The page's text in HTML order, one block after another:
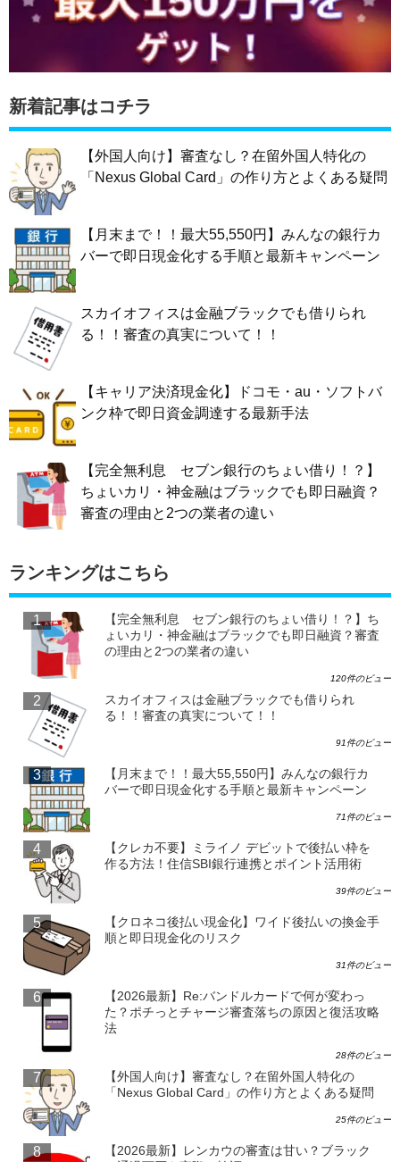
新着記事はコチラ
【外国人向け】審査なし？在留外国人特化の
「Nexus Global Card」の作り方とよくある疑問
【月末まで！！最大55,550円】みんなの銀行カ
バーで即日現金化する手順と最新キャンペーン
スカイオフィスは金融ブラックでも借りられ
る！！審査の真実について！！
【キャリア決済現金化】ドコモ・au・ソフトバ
ンク枠で即日資金調達する最新手法
【完全無利息 セブン銀行のちょい借り！？】
ちょいカリ・神金融はブラックでも即日融資？
審査の理由と2つの業者の違い
ランキングはこちら
【完全無利息 セブン銀行のちょい借り！？】ち
ょいカリ・神金融はブラックでも即日融資？審査
の理由と2つの業者の違い
120件のビュー
スカイオフィスは金融ブラックでも借りられ
る！！審査の真実について！！
91件のビュー
【月末まで！！最大55,550円】みんなの銀行カ
バーで即日現金化する手順と最新キャンペーン
71件のビュー
【クレカ不要】ミライノ デビットで後払い枠を
作る方法！住信SBI銀行連携とポイント活用術
39件のビュー
【クロネコ後払い現金化】ワイド後払いの換金手
順と即日現金化のリスク
31件のビュー
【2026最新】Re:バンドルカードで何が変わっ
た？ポチっとチャージ審査落ちの原因と復活攻略
法
28件のビュー
【外国人向け】審査なし？在留外国人特化の
「Nexus Global Card」の作り方とよくある疑問
25件のビュー
【2026最新】レンカウの審査は甘い？ブラック